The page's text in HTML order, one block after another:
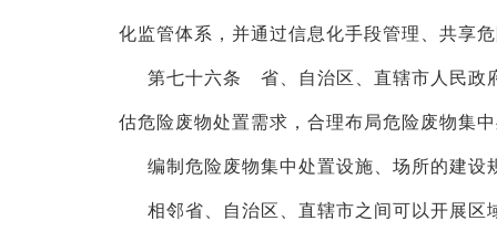
化监管体系，并通过信息化手段管理、共享
第七十六条 省、自治区、直辖市人民政
估危险废物处置需求，合理布局危险废物集
编制危险废物集中处置设施、场所的建
相邻省、自治区、直辖市之间可以开展